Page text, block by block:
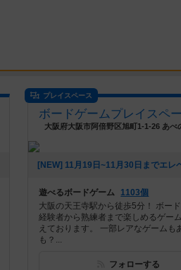
プレイスペース
大阪府大阪市阿倍野区旭町1-1-26 あべ
遊べるボードゲーム
1103個
大阪の天王寺駅から徒歩5分！ ボー
経験者から熟練者まで楽しめるゲー
えております。 一部レアなゲームも
も？...
フォローする